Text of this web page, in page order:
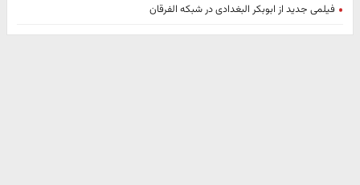
فیلمی جدید از ابوبکر البغدادی در شبکه الفرقان